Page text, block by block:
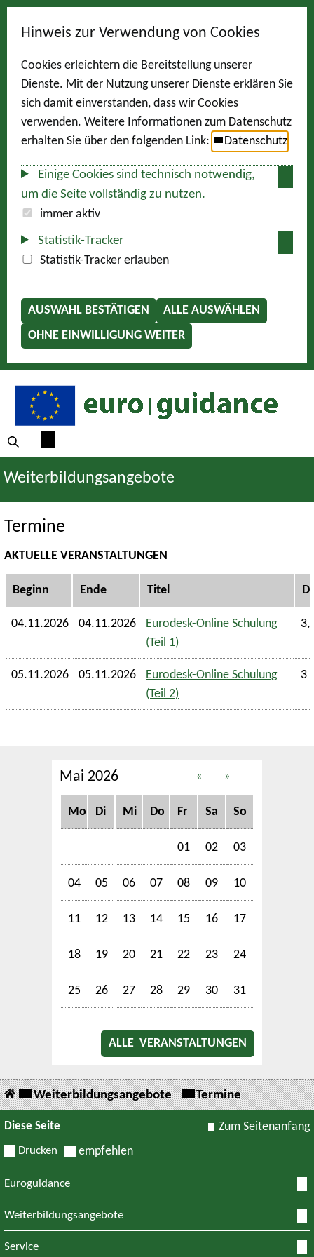
Hinweis zur Verwendung von Cookies
Cookies erleichtern die Bereitstellung unserer
Dienste. Mit der Nutzung unserer Dienste erklären Sie
sich damit einverstanden, dass wir Cookies
verwenden. Weitere Informationen zum Datenschutz
erhalten Sie über den folgenden Link:
Datenschutz
Einige Cookies sind technisch notwendig,
um die Seite vollständig zu nutzen.
immer aktiv
Statistik-Tracker
Statistik-Tracker erlauben
AUSWAHL BESTÄTIGEN
ALLE AUSWÄHLEN
OHNE EINWILLIGUNG WEITER
Weiterbildungsangebote
Termine
AKTUELLE VERANSTALTUNGEN
Beginn Ende Titel
04.11.2026 04.11.2026
Eurodesk-Online Schulung
(Teil 1)
05.11.2026 05.11.2026
Eurodesk-Online Schulung
(Teil 2)
3
Mai 2026 « »
Mo Di Mi Do Fr Sa So
01 02 03
04 05 06 07 08 09 10
11 12 13 14 15 16 17
18 19 20 21 22 23 24
25 26 27 28 29 30 31
ALLE VERANSTALTUNGEN
Weiterbildungsangebote Termine
Diese Seite
Drucken empfehlen
Zum Seitenanfang
Euroguidance
Weiterbildungsangebote
Service